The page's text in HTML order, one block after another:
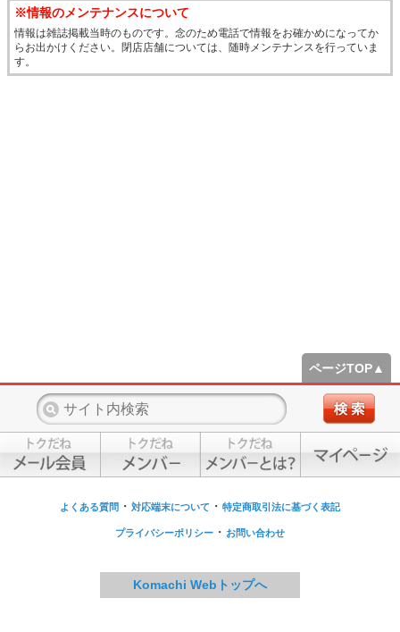
※情報のメンテナンスについて
情報は雑誌掲載当時のものです。念のため電話で情報をお確かめになってか
らお出かけください。閉店店舗については、随時メンテナンスを行っていま
す。
ページTOP▲
よくある質問 ・ 対応端末について ・ 特定商取引法に基づく表記
プライバシーポリシー ・ お問い合わせ
Komachi Webトップへ